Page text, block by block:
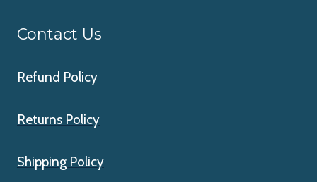
Contact Us
Refund Policy
Returns Policy
Shipping Policy